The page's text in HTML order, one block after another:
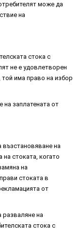
може да
на
стока с
не е удовлетворен
има право на избор
на заплатената от
възстановяване на
на стоката, когато
на
стоката в
от
разваляне на
стока с